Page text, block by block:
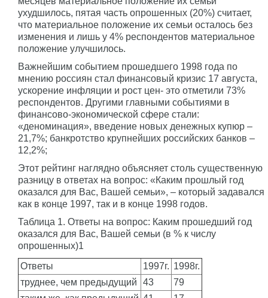
ухудшилось, пятая часть опрошенных (20%) считает,
что материальное положение их семьи осталось без
изменения и лишь у 4% респондентов материальное
положение улучшилось.
Важнейшим событием прошедшего 1998 года по
мнению россиян стал финансовый кризис 17 августа,
ускорение инфляции и рост цен- это отметили 73%
респондентов. Другими главными событиями в
финансово-экономической сфере стали:
«деноминация», введение новых денежных купюр –
21,7%; банкротство крупнейших российских банков –
12,2%;
Этот рейтинг наглядно объясняет столь существенную
разницу в ответах на вопрос: «Каким прошлый год
оказался для Вас, Вашей семьи», – который задавался
как в конце 1997, так и в конце 1998 годов.
Таблица 1. Ответы на вопрос: Каким прошедший год
оказался для Вас, Вашей семьи (в % к числу
опрошенных)1
Ответы
1997г. 1998г.
труднее, чем предыдущий
43
79